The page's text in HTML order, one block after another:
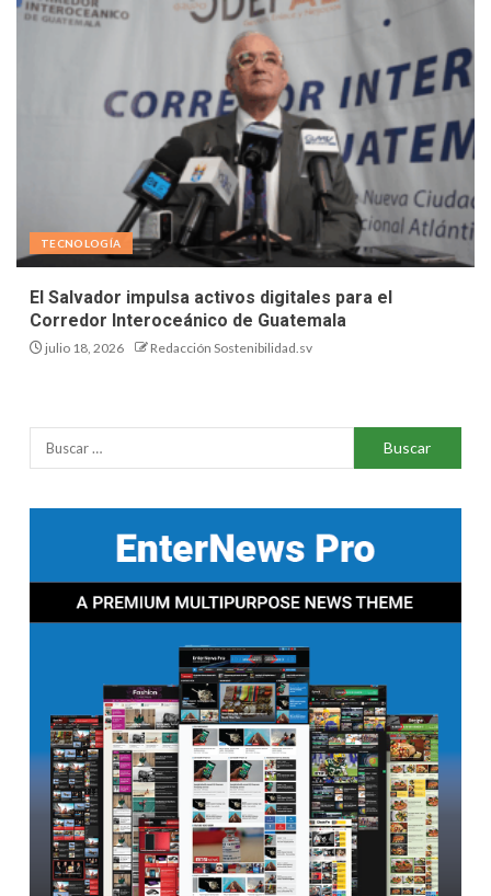
TECNOLOGÍA
El Salvador impulsa activos digitales para el
Corredor Interoceánico de Guatemala
julio 18, 2026 Redacción Sostenibilidad.sv